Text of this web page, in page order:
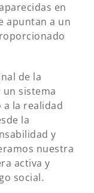
en
apuntan a un
de la
sistema
la realidad
la
y
nuestra
activa y
social.